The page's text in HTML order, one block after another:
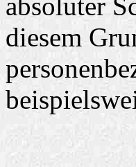
diesem